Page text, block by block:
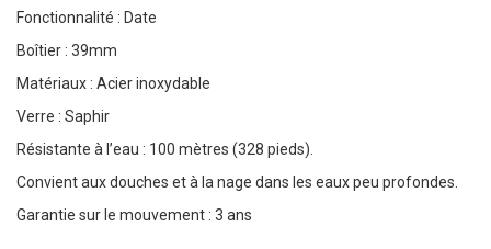
Fonctionnalité : Date
Boîtier : 39mm
Matériaux : Acier inoxydable
Verre : Saphir
Résistante à l’eau : 100 mètres (328 pieds).
Convient aux douches et à la nage dans les eaux peu profondes.
Garantie sur le mouvement : 3 ans